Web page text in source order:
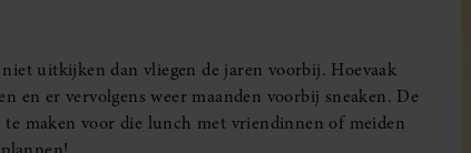
uitkijken dan vliegen de jaren voorbij. Hoevaak
en er vervolgens weer maanden voorbij sneaken. De
maken voor die lunch met vriendinnen of meiden